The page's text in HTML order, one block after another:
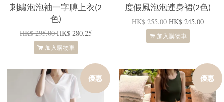
刺繡泡泡袖一字膊上衣(2
色)
HK$ 295.00HK$ 280.25
加入購物車
度假風泡泡連身裙(2色)
HK$ 255.00HK$ 245.00
加入購物車
優惠 優惠